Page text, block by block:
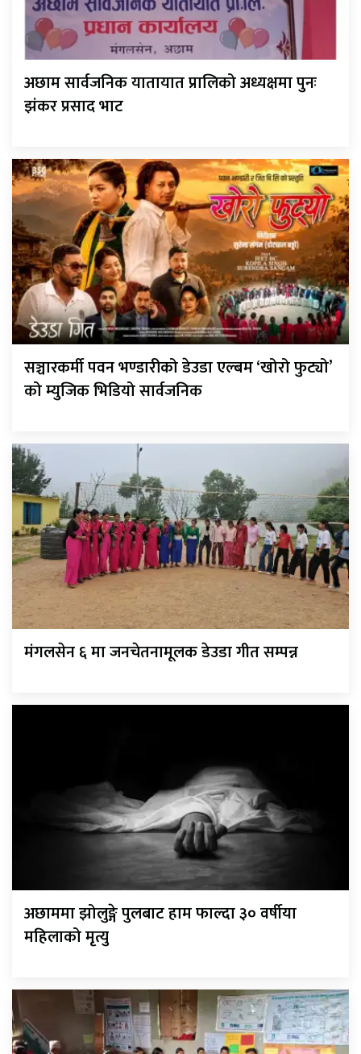
अछाम सार्वजनिक यातायात प्रालिको अध्यक्षमा पुनः
झंकर प्रसाद भाट
सञ्चारकर्मी पवन भण्डारीको डेउडा एल्बम ‘खोरो फुट्यो’
को म्युजिक भिडियो सार्वजनिक
मंगलसेन ६ मा जनचेतनामूलक डेउडा गीत सम्पन्न
अछाममा झोलुङ्गे पुलबाट हाम फाल्दा ३० वर्षीया
महिलाको मृत्यु